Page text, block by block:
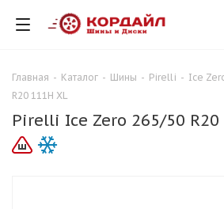
Главная - Каталог - Шины - Pirelli - Ice
R20 111H XL
Pirelli Ice Zero 265/50 R20